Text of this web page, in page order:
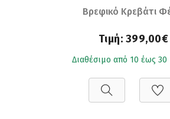
Βρεφικό Κρεβάτι
Τιμή: 399,00€
Διαθέσιμο από 10 έως 30